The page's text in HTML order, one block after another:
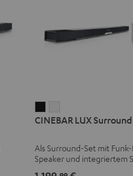
LUX
"5.0-
Set"
LUX
"5.0-
Set"
CINEBAR LUX
Als Surround-Set mit
Speaker und integriertem